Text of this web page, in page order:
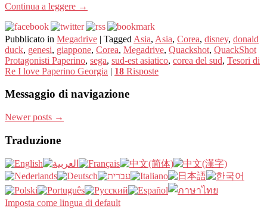
Continua a leggere →
Pubblicato in Megadrive | Tagged Asia, Asia, Corea, disney, donald
duck, genesi, giappone, Corea, Megadrive, Quackshot, QuackShot
Protagonisti Paperino, sega, sud-est asiatico, corea del sud, Tesori di
Re I love Paperino Georgia | 18 Risposte
Messaggio di navigazione
Newer posts →
Traduzione
Imposta come lingua di default